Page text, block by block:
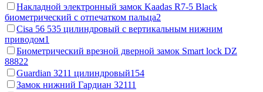
Накладной электронный замок Kaadas R7-5 Black
биометрический с отпечатком пальца2
Cisa 56 535 цилиндровый с вертикальным нижним
приводом1
Биометрический врезной дверной замок Smart lock DZ
88822
Guardian 3211 цилиндровый154
Замок нижний Гардиан 32111